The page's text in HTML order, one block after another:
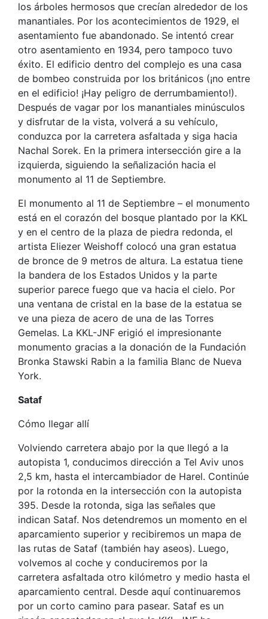
los árboles hermosos que crecían alrededor de los
manantiales. Por los acontecimientos de 1929, el
asentamiento fue abandonado. Se intentó crear
otro asentamiento en 1934, pero tampoco tuvo
éxito. El edificio dentro del complejo es una casa
de bombeo construida por los británicos (¡no entre
en el edificio! ¡Hay peligro de derrumbamiento!).
Después de vagar por los manantiales minúsculos
y disfrutar de la vista, volverá a su vehículo,
conduzca por la carretera asfaltada y siga hacia
Nachal Sorek. En la primera intersección gire a la
izquierda, siguiendo la señalización hacia el
monumento al 11 de Septiembre.
El monumento al 11 de Septiembre – el monumento
está en el corazón del bosque plantado por la KKL
y en el centro de la plaza de piedra redonda, el
artista Eliezer Weishoff colocó una gran estatua
de bronce de 9 metros de altura. La estatua tiene
la bandera de los Estados Unidos y la parte
superior parece fuego que va hacia el cielo. Por
una ventana de cristal en la base de la estatua se
ve una pieza de acero de una de las Torres
Gemelas. La KKL-JNF erigió el impresionante
monumento gracias a la donación de la Fundación
Bronka Stawski Rabin a la familia Blanc de Nueva
York.
Sataf
Cómo llegar allí
Volviendo carretera abajo por la que llegó a la
autopista 1, conducimos dirección a Tel Aviv unos
2,5 km, hasta el intercambiador de Harel. Continúe
por la rotonda en la intersección con la autopista
395. Desde la rotonda, siga las señales que
indican Sataf. Nos detendremos un momento en el
aparcamiento superior y recibiremos un mapa de
las rutas de Sataf (también hay aseos). Luego,
volvemos al coche y conduciremos por la
carretera asfaltada otro kilómetro y medio hasta el
aparcamiento central. Desde aquí continuaremos
por un corto camino para pasear. Sataf es un